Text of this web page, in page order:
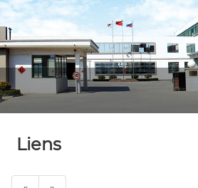
Liens